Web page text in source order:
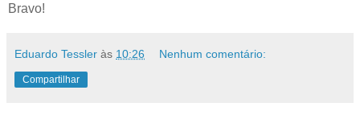
Bravo!
Eduardo Tessler às 10:26 Nenhum comentário:
Compartilhar